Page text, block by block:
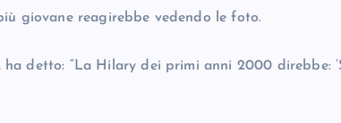
giovane reagirebbe vedendo le foto.
detto: “La Hilary dei primi anni 2000 direbbe: